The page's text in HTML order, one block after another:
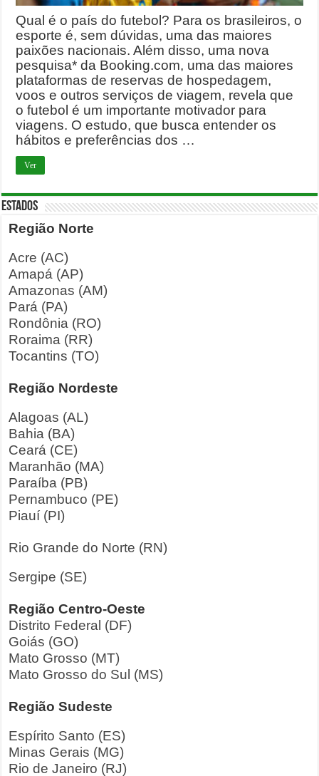
Qual é o país do futebol? Para os brasileiros, o
esporte é, sem dúvidas, uma das maiores
paixões nacionais. Além disso, uma nova
pesquisa* da Booking.com, uma das maiores
plataformas de reservas de hospedagem,
voos e outros serviços de viagem, revela que
o futebol é um importante motivador para
viagens. O estudo, que busca entender os
hábitos e preferências dos …
Ver
ESTADOS
Região Norte
Acre (AC)
Amapá (AP)
Amazonas (AM)
Pará (PA)
Rondônia (RO)
Roraima (RR)
Tocantins (TO)
Região Nordeste
Alagoas (AL)
Bahia (BA)
Ceará (CE)
Maranhão (MA)
Paraíba (PB)
Pernambuco (PE)
Piauí (PI)
Rio Grande do Norte (RN)
Sergipe (SE)
Região Centro-Oeste
Distrito Federal (DF)
Goiás (GO)
Mato Grosso (MT)
Mato Grosso do Sul (MS)
Região Sudeste
Espírito Santo (ES)
Minas Gerais (MG)
Rio de Janeiro (RJ)